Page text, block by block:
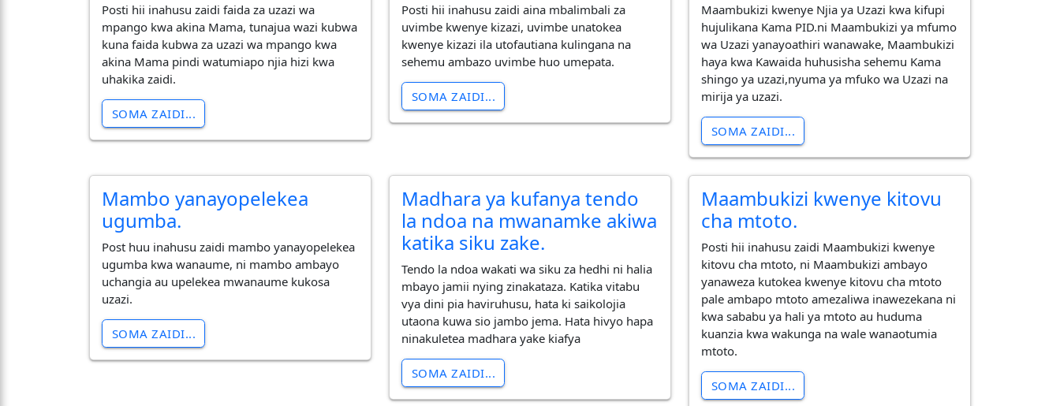
Posti hii inahusu zaidi faida za uzazi wa
mpango kwa akina Mama, tunajua wazi kubwa
kuna faida kubwa za uzazi wa mpango kwa
akina Mama pindi watumiapo njia hizi kwa
uhakika zaidi.
SOMA ZAIDI...
Posti hii inahusu zaidi aina mbalimbali za
uvimbe kwenye kizazi, uvimbe unatokea
kwenye kizazi ila utofautiana kulingana na
sehemu ambazo uvimbe huo umepata.
SOMA ZAIDI...
Maambukizi kwenye Njia ya Uzazi kwa kifupi
hujulikana Kama PID.ni Maambukizi ya mfumo
wa Uzazi yanayoathiri wanawake, Maambukizi
haya kwa Kawaida huhusisha sehemu Kama
shingo ya uzazi,nyuma ya mfuko wa Uzazi na
mirija ya uzazi.
SOMA ZAIDI...
Mambo yanayopelekea
ugumba.
Post huu inahusu zaidi mambo yanayopelekea
ugumba kwa wanaume, ni mambo ambayo
uchangia au upelekea mwanaume kukosa
uzazi.
SOMA ZAIDI...
Madhara ya kufanya tendo
la ndoa na mwanamke akiwa
katika siku zake.
Tendo la ndoa wakati wa siku za hedhi ni halia
mbayo jamii nying zinakataza. Katika vitabu
vya dini pia haviruhusu, hata ki saikolojia
utaona kuwa sio jambo jema. Hata hivyo hapa
ninakuletea madhara yake kiafya
SOMA ZAIDI...
Maambukizi kwenye kitovu
cha mtoto.
Posti hii inahusu zaidi Maambukizi kwenye
kitovu cha mtoto, ni Maambukizi ambayo
yanaweza kutokea kwenye kitovu cha mtoto
pale ambapo mtoto amezaliwa inawezekana ni
kwa sababu ya hali ya mtoto au huduma
kuanzia kwa wakunga na wale wanaotumia
mtoto.
SOMA ZAIDI...